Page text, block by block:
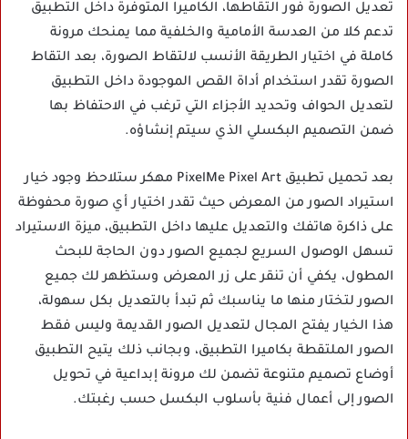
تعديل الصورة فور التقاطها، الكاميرا المتوفرة داخل التطبيق
تدعم كلا من العدسة الأمامية والخلفية مما يمنحك مرونة
كاملة في اختيار الطريقة الأنسب لالتقاط الصورة، بعد التقاط
الصورة تقدر استخدام أداة القص الموجودة داخل التطبيق
لتعديل الحواف وتحديد الأجزاء التي ترغب في الاحتفاظ بها
ضمن التصميم البكسلي الذي سيتم إنشاؤه.
بعد تحميل تطبيق PixelMe Pixel Art مهكر ستلاحظ وجود خيار
استيراد الصور من المعرض حيث تقدر اختيار أي صورة محفوظة
على ذاكرة هاتفك والتعديل عليها داخل التطبيق، ميزة الاستيراد
تسهل الوصول السريع لجميع الصور دون الحاجة للبحث
المطول، يكفي أن تنقر على زر المعرض وستظهر لك جميع
الصور لتختار منها ما يناسبك ثم تبدأ بالتعديل بكل سهولة،
هذا الخيار يفتح المجال لتعديل الصور القديمة وليس فقط
الصور الملتقطة بكاميرا التطبيق، وبجانب ذلك يتيح التطبيق
أوضاع تصميم متنوعة تضمن لك مرونة إبداعية في تحويل
الصور إلى أعمال فنية بأسلوب البكسل حسب رغبتك.